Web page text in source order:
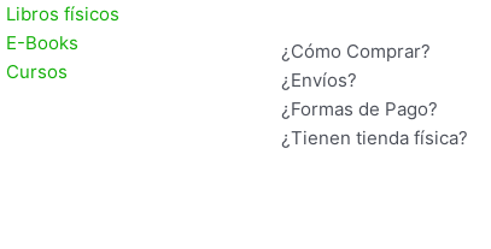
Libros físicos
E-Books
Cursos
¿Cómo Comprar?
¿Envíos?
¿Formas de Pago?
¿Tienen tienda física?